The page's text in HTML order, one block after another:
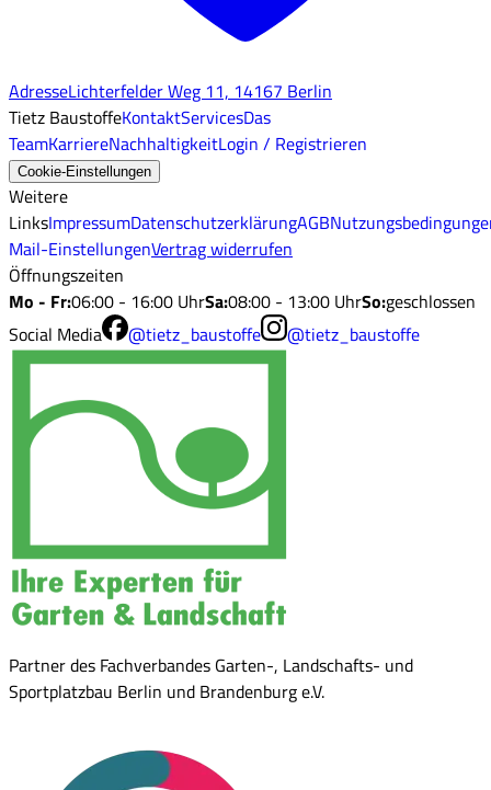
AdresseLichterfelder Weg 11, 14167 Berlin
Tietz BaustoffeKontaktServicesDas
TeamKarriereNachhaltigkeitLogin / Registrieren
Cookie-Einstellungen
Weitere
LinksImpressumDatenschutzerklärungAGB
Mail-EinstellungenVertrag widerrufen
Öffnungszeiten
Mo - Fr:06:00 - 16:00 UhrSa:08:00 - 13:00 UhrSo:geschlossen
Social Media
@tietz_baustoffe @tietz_baustoffe
Partner des Fachverbandes Garten-, Landschafts- und
Sportplatzbau Berlin und Brandenburg e.V.